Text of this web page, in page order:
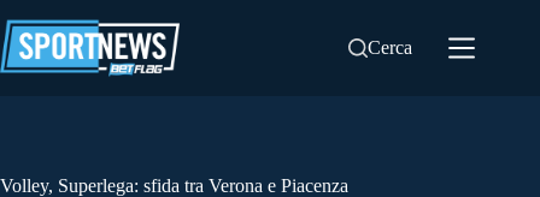
al
contenuto
Cerca
Volley, Superlega: sfida tra Verona e Piacenza